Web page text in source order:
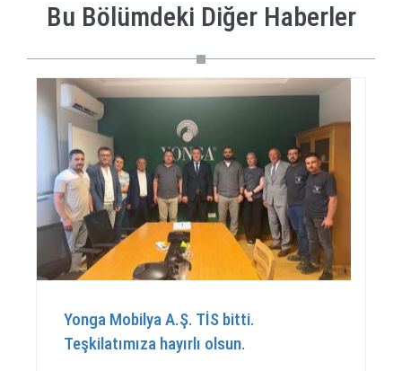
Bu Bölümdeki Diğer Haberler
Yonga Mobilya A.Ş. TİS bitti.
Teşkilatımıza hayırlı olsun.